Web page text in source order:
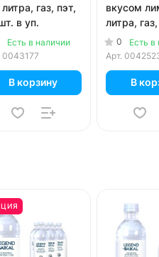
газ, пэт,
в уп.
Есть в наличии
0043177
В корзину
вкусом
литра,
шт. в уп.
0
Есть в
Арт.
В